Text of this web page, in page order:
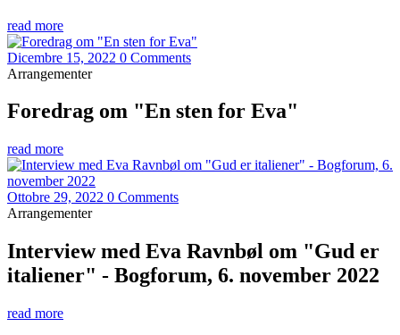
read more
Dicembre 15, 2022 0 Comments
Arrangementer
Foredrag om "En sten for Eva"
read more
Ottobre 29, 2022 0 Comments
Arrangementer
Interview med Eva Ravnbøl om "Gud er
italiener" - Bogforum, 6. november 2022
read more